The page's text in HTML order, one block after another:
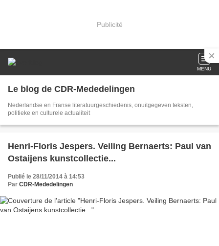
Publicité
MENU
Le blog de CDR-Mededelingen
Nederlandse en Franse literatuurgeschiedenis, onuitgegeven teksten,
politieke en culturele actualiteit
Henri-Floris Jespers. Veiling Bernaerts: Paul van
Ostaijens kunstcollectie...
Publié le 28/11/2014 à 14:53
Par CDR-Mededelingen